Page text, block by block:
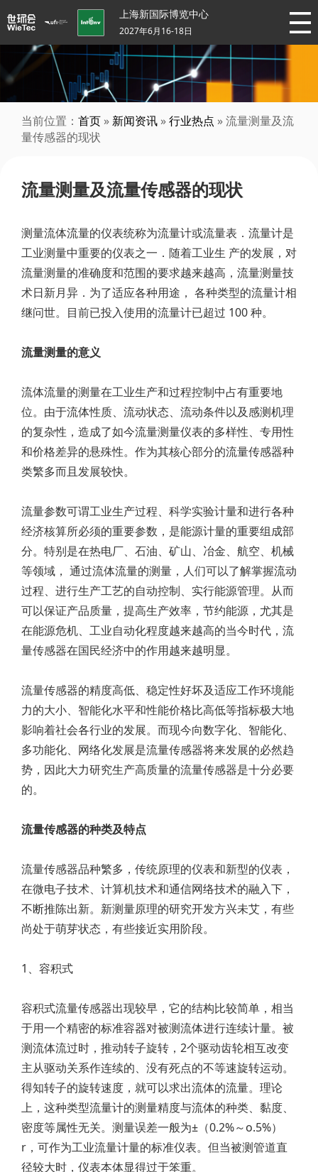
上海新国际博览中心
2027年6月16-18日
当前位置： 首页 » 新闻资讯 »行业热点 » 流量测量及流
量传感器的现状
流量测量及流量传感器的现状
测量流体流量的仪表统称为流量计或流量表．流量计是
工业测量中重要的仪表之一．随着工业生 产的发展，对
流量测量的准确度和范围的要求越来越高，流量测量技
术日新月异．为了适应各种用途， 各种类型的流量计相
继问世。目前已投入使用的流量计已超过 100 种。
流量测量的意义
流体流量的测量在工业生产和过程控制中占有重要地
位。由于流体性质、流动状态、流动条件以及感测机理
的复杂性，造成了如今流量测量仪表的多样性、专用性
和价格差异的悬殊性。作为其核心部分的流量传感器种
类繁多而且发展较快。
流量参数可谓工业生产过程、科学实验计量和进行各种
经济核算所必须的重要参数，是能源计量的重要组成部
分。特别是在热电厂、石油、矿山、冶金、航空、机械
等领域， 通过流体流量的测量，人们可以了解掌握流动
过程、进行生产工艺的自动控制、实行能源管理。从而
可以保证产品质量，提高生产效率，节约能源，尤其是
在能源危机、工业自动化程度越来越高的当今时代，流
量传感器在国民经济中的作用越来越明显。
流量传感器的精度高低、稳定性好坏及适应工作环境能
力的大小、智能化水平和性能价格比高低等指标极大地
影响着社会各行业的发展。而现今向数字化、智能化、
多功能化、网络化发展是流量传感器将来发展的必然趋
势，因此大力研究生产高质量的流量传感器是十分必要
的。
流量传感器的种类及特点
流量传感器品种繁多，传统原理的仪表和新型的仪表，
在微电子技术、计算机技术和通信网络技术的融入下，
不断推陈出新。新测量原理的研究开发方兴未艾，有些
尚处于萌芽状态，有些接近实用阶段。
1、容积式
容积式流量传感器出现较早，它的结构比较简单，相当
于用一个精密的标准容器对被测流体进行连续计量。被
测流体流过时，推动转子旋转，2个驱动齿轮相互改变
主从驱动关系作连续的、没有死点的不等速旋转运动。
得知转子的旋转速度，就可以求出流体的流量。理论
上，这种类型流量计的测量精度与流体的种类、黏度、
密度等属性无关。测量误差一般为±（0.2%～o.5%）
r，可作为工业流量计量的标准仪表。但当被测管道直
径较大时，仪表本体显得过于笨重。